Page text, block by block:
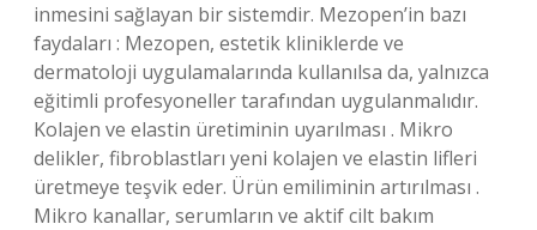
inmesini sağlayan bir sistemdir. Mezopen’in bazı
faydaları : Mezopen, estetik kliniklerde ve
dermatoloji uygulamalarında kullanılsa da, yalnızca
eğitimli profesyoneller tarafından uygulanmalıdır.
Kolajen ve elastin üretiminin uyarılması . Mikro
delikler, fibroblastları yeni kolajen ve elastin lifleri
üretmeye teşvik eder. Ürün emiliminin artırılması .
Mikro kanallar, serumların ve aktif cilt bakım